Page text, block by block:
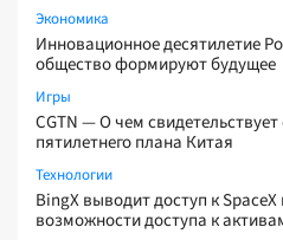
Экономика
Инновационное десятилетие
общество формируют будущее
Игры
CGTN — О чем
пятилетнего плана Китая
Технологии
BingX выводит доступ к
возможности доступа к